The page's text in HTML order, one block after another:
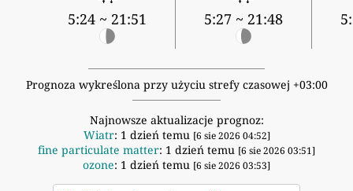
5:24 ~ 21:51 5:27 ~ 21:48
Prognoza wykreślona przy użyciu strefy czasowej +03:00
Najnowsze aktualizacje prognoz:
Wiatr: 1 dzień temu [6 sie 2026 04:52]
fine particulate matter: 1 dzień temu [6 sie 2026 03:51]
ozone: 1 dzień temu [6 sie 2026 03:53]